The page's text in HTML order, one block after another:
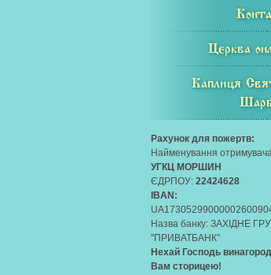
Церква
Каплиця
Рахунок для пожертв:
Найменування
УГКЦ МОРШИН
ЄДРПОУ: 22424628
IBAN:
Назва банку: ЗАХIДНЕ
"ПРИВАТБАНК"
Нехай Господь
Вам сторицею!